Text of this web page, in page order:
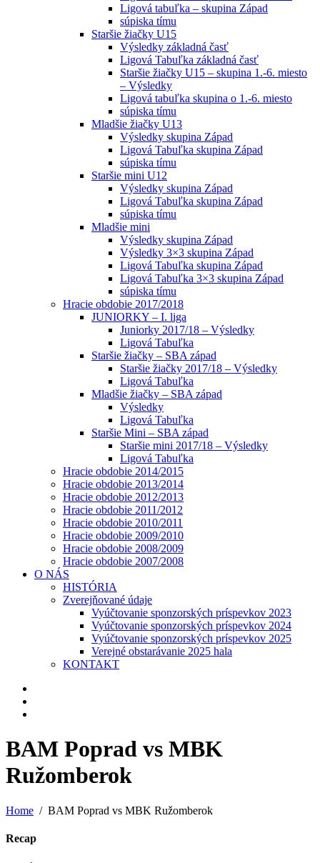
Ligová tabuľka – skupina Západ
súpiska tímu
Staršie žiačky U15
Výsledky základná časť
Ligová Tabuľka základná časť
Staršie žiačky U15 – skupina 1.-6. miesto
– Výsledky
Ligová tabuľka skupina o 1.-6. miesto
súpiska tímu
Mladšie žiačky U13
Výsledky skupina Západ
Ligová Tabuľka skupina Západ
súpiska tímu
Staršie mini U12
Výsledky skupina Západ
Ligová Tabuľka skupina Západ
súpiska tímu
Mladšie mini
Výsledky skupina Západ
Výsledky 3×3 skupina Západ
Ligová Tabuľka skupina Západ
Ligová Tabuľka 3×3 skupina Západ
súpiska tímu
Hracie obdobie 2017/2018
JUNIORKY – I. liga
Juniorky 2017/18 – Výsledky
Ligová Tabuľka
Staršie žiačky – SBA západ
Staršie žiačky 2017/18 – Výsledky
Ligová Tabuľka
Mladšie žiačky – SBA západ
Výsledky
Ligová Tabuľka
Staršie Mini – SBA západ
Staršie mini 2017/18 – Výsledky
Ligová Tabuľka
Hracie obdobie 2014/2015
Hracie obdobie 2013/2014
Hracie obdobie 2012/2013
Hracie obdobie 2011/2012
Hracie obdobie 2010/2011
Hracie obdobie 2009/2010
Hracie obdobie 2008/2009
Hracie obdobie 2007/2008
O NÁS
HISTÓRIA
Zverejňované údaje
Vyúčtovanie sponzorských príspevkov 2023
Vyúčtovanie sponzorských príspevkov 2024
Vyúčtovanie sponzorských príspevkov 2025
Verejné obstarávanie 2025 hala
KONTAKT
BAM Poprad vs MBK
Ružomberok
Home BAM Poprad vs MBK Ružomberok
Recap